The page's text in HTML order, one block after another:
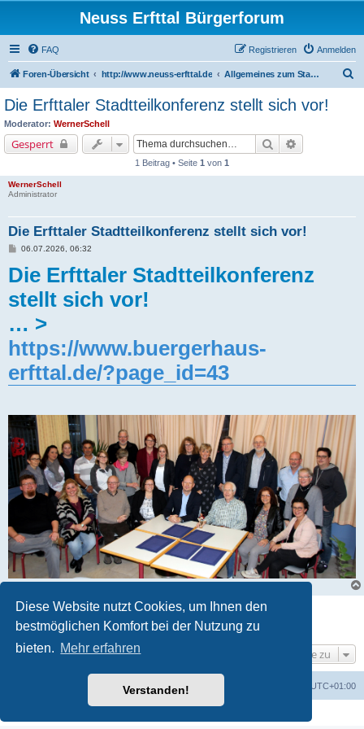
Diese Website nutzt Cookies, um Ihnen den
bestmöglichen Komfort bei der Nutzung zu
bieten. Mehr erfahren
Verstanden!
Neuss Erfttal Bürgerforum
FAQ Anmelden
Registrieren
Foren-Übersicht http://www.neuss-erfttal.de Allgemeines zum Stadtteil Erfttal - Daten, Bewohnerstruktur, Vereine
Die Erfttaler Stadtteilkonferenz stellt sich vor!
Moderator: WernerSchell
Gesperrt Suche
1 Beitrag • Seite 1 von 1
WernerSchell
Administrator
Die Erfttaler Stadtteilkonferenz stellt sich vor!
B
i
t
a
g
06.07.2026, 06:32
Die Erfttaler Stadtteilkonferenz
stellt sich vor!
… >
https://www.buergerhaus-
erfttal.de/?page_id=43
Gesperrt
1 Beitrag • Seite1 von1
Gehe zu
UTC+01:00
Powered byphpBB® Forum Software © phpBB Limited